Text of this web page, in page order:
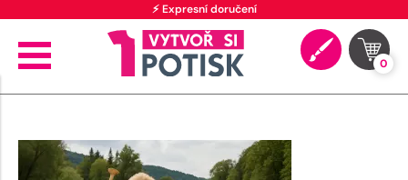
⚡ Expresní doručení
0